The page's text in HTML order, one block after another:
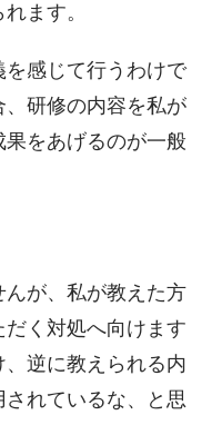
ます。
感じて行うわけで
研修の内容を私が
をあげるのが一般
が、私が教えた方
く対処へ向けます
逆に教えられる内
れているな、と思